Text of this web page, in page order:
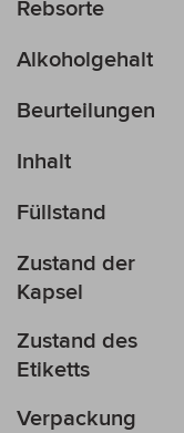
Rebsorte
Alkoholgehalt
Beurteilungen
Inhalt
Füllstand
Zustand der
Kapsel
Zustand des
Etiketts
Verpackung